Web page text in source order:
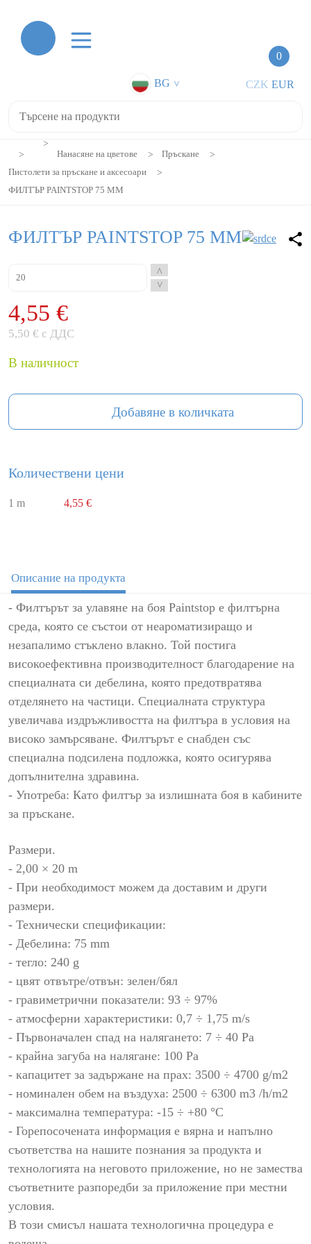
0
BG > CZK EUR
Нанасяне на цветове
Пръскане
Пистолети за пръскане и аксесоари
ФИЛТЪР PAINTSTOP 75 MM
ФИЛТЪР PAINTSTOP 75 MM
^
^
4,55 €
5,50 € с ДДС
В наличност
Добавяне в количката
Количествени цени
1 m 4,55 €
Описание на продукта
- Филтърът за улавяне на боя Paintstop е филтърна
среда, която се състои от неароматизиращо и
незапалимо стъклено влакно. Той постига
високоефективна производителност благодарение на
специалната си дебелина, която предотвратява
отделянето на частици. Специалната структура
увеличава издръжливостта на филтъра в условия на
високо замърсяване. Филтърът е снабден със
специална подсилена подложка, която осигурява
допълнителна здравина.
- Употреба: Като филтър за излишната боя в кабините
за пръскане.
Размери.
- 2,00 × 20 m
- При необходимост можем да доставим и други
размери.
- Технически спецификации:
- Дебелина: 75 mm
- тегло: 240 g
- цвят отвътре/отвън: зелен/бял
- гравиметрични показатели: 93 ÷ 97%
- атмосферни характеристики: 0,7 ÷ 1,75 m/s
- Първоначален спад на налягането: 7 ÷ 40 Pa
- крайна загуба на налягане: 100 Pa
- капацитет за задържане на прах: 3500 ÷ 4700 g/m2
- номинален обем на въздуха: 2500 ÷ 6300 m3 /h/m2
- максимална температура: -15 ÷ +80 °C
- Горепосочената информация е вярна и напълно
съответства на нашите познания за продукта и
технологията на неговото приложение, но не замества
съответните разпоредби за приложение при местни
условия.
В този смисъл нашата технологична процедура е